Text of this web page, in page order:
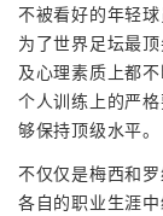
不被看好的年轻
为了世界足坛最
及心理素质上都
个人训练上的严
够保持顶级水平。
不仅仅是梅西和
各自的职业生涯